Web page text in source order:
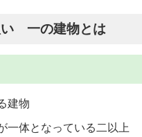
い 一の建物とは
建物
一体となっている二以上